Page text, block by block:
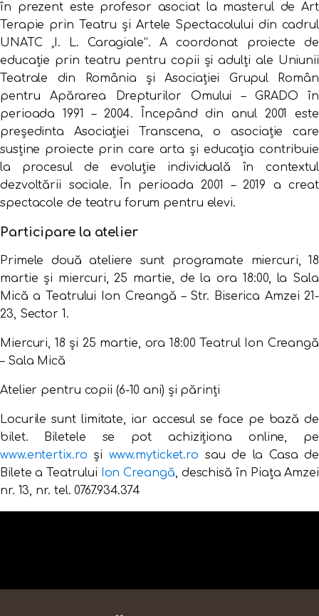
în prezent este profesor asociat la masterul de Art
Terapie prin Teatru și Artele Spectacolului din cadrul
UNATC „I. L. Caragiale”. A coordonat proiecte de
educație prin teatru pentru copii și adulți ale Uniunii
Teatrale din România și Asociației Grupul Român
pentru Apărarea Drepturilor Omului – GRADO în
perioada 1991 – 2004. Începând din anul 2001 este
preşedinta Asociaţiei Transcena, o asociație care
susține proiecte prin care arta și educația contribuie
la procesul de evoluție individuală în contextul
dezvoltării sociale. În perioada 2001 – 2019 a creat
spectacole de teatru forum pentru elevi.
Participare la atelier
Primele două ateliere sunt programate miercuri, 18
martie și miercuri, 25 martie, de la ora 18:00, la Sala
Mică a Teatrului Ion Creangă – Str. Biserica Amzei 21-
23, Sector 1.
Miercuri, 18 și 25 martie, ora 18:00 Teatrul Ion Creangă
– Sala Mică
Atelier pentru copii (6-10 ani) și părinți
Locurile sunt limitate, iar accesul se face pe bază de
bilet. Biletele se pot achiziționa online, pe
www.entertix.ro și www.myticket.ro sau de la Casa de
Bilete a Teatrului Ion Creangă, deschisă în Piața Amzei
nr. 13, nr. tel. 0767.934.374